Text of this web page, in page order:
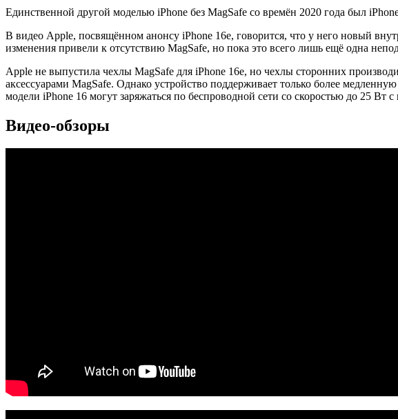
Единственной другой моделью iPhone без MagSafe со времён 2020 года был
В видео Apple, посвящённом анонсу iPhone 16e, говорится, что у него новый
изменения привели к отсутствию MagSafe, но пока это всего лишь ещё одна
Apple не выпустила чехлы MagSafe для iPhone 16e, но чехлы сторонних
аксессуарами MagSafe. Однако устройство поддерживает только более
модели iPhone 16 могут заряжаться по беспроводной сети со скоростью до 25
Видео-обзоры